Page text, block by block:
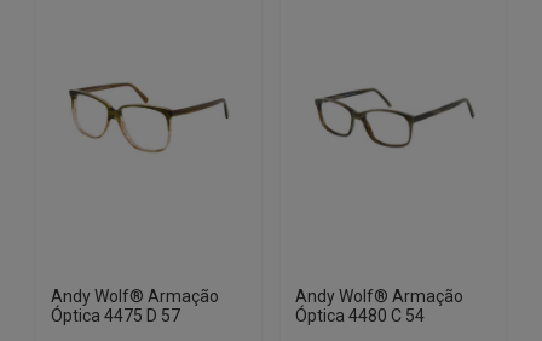
Andy Wolf® Armação
Óptica 4475 D 57
Andy Wolf® Armação
Óptica 4480 C 54